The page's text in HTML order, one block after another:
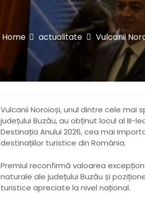
Home actualitate Vulcanii
Vulcanii Noroioși, unul dintre cele
județului Buzău, au obținut locul al III-
Destinația Anului 2026, cea mai
destinațiilor turistice din România.
Premiul reconfirmă valoarea
naturale ale județului Buzău și
turistice apreciate la nivel național.